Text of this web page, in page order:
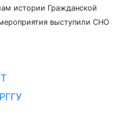
истории Гражданской
выступили СНО